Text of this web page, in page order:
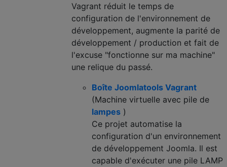
Vagrant réduit le temps de
configuration de l'environnement de
développement, augmente la parité de
développement / production et fait de
l'excuse "fonctionne sur ma machine"
une relique du passé.
Boîte Joomlatools Vagrant
(Machine virtuelle avec pile de
lampes )
Ce projet automatise la
configuration d'un environnement
de développement Joomla. Il est
capable d'exécuter une pile LAMP